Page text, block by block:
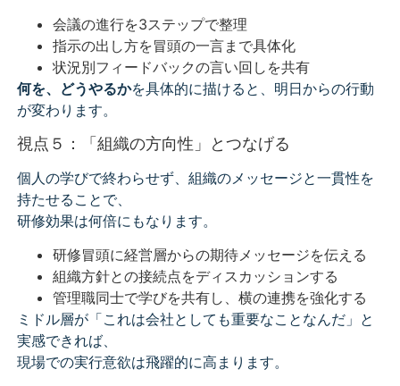
会議の進行を3ステップで整理
指示の出し方を冒頭の一言まで具体化
状況別フィードバックの言い回しを共有
何を、どうやるかを具体的に描けると、明日からの行動
が変わります。
視点５：「組織の方向性」とつなげる
個人の学びで終わらせず、組織のメッセージと一貫性を
持たせることで、
研修効果は何倍にもなります。
研修冒頭に経営層からの期待メッセージを伝える
組織方針との接続点をディスカッションする
管理職同士で学びを共有し、横の連携を強化する
ミドル層が「これは会社としても重要なことなんだ」と
実感できれば、
現場での実行意欲は飛躍的に高まります。